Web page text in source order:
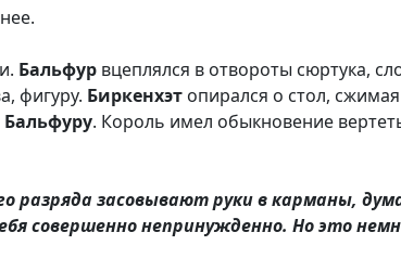
Бальфур вцеплялся в отвороты сюртука,
фигуру. Биркенхэт опирался о стол,
Бальфуру. Король имел обыкновение
разряда засовывают руки в карманы,
совершенно непринужденно. Но это